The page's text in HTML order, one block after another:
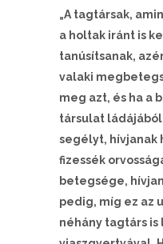
„A tagtársak,
a holtak iránt is
tanúsítsanak,
valaki
meg azt, és ha a
társulat
segélyt, hívjanak
fizessék
betegsége,
pedig, míg ez az
néhány tagtárs